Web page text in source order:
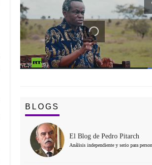
BLOGS
El Blog de Pedro Pitarch
Análisis independiente y serio para